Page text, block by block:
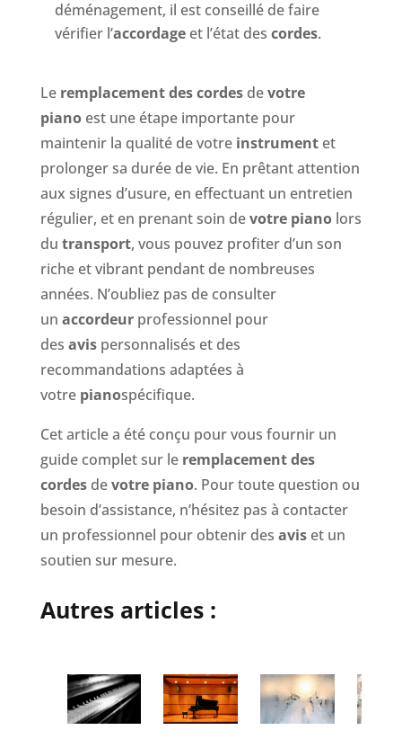
déménagement, il est conseillé de faire
vérifier l’accordageet l’état des cordes.
Le remplacement des cordesdevotre
pianoest une étape importante pour
maintenir la qualité de votre instrumentet
prolonger sa durée de vie. En prêtant attention
aux signes d’usure, en effectuant un entretien
régulier, et en prenant soin devotre pianolors
du transport, vous pouvez profiter d’un son
riche et vibrant pendant de nombreuses
années. N’oubliez pas de consulter
un accordeurprofessionnel pour
des avispersonnalisés et des
recommandations adaptées à
votre pianospécifique.
Cet article a été conçu pour vous fournir un
guide complet sur le remplacement des
cordesdevotre piano. Pour toute question ou
besoin d’assistance, n’hésitez pas à contacter
un professionnel pour obtenir des aviset un
soutien sur mesure.
Autres articles :